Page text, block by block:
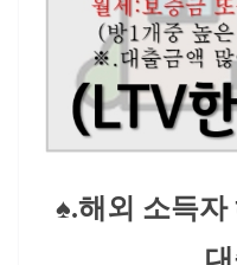
♠.해외 소득자